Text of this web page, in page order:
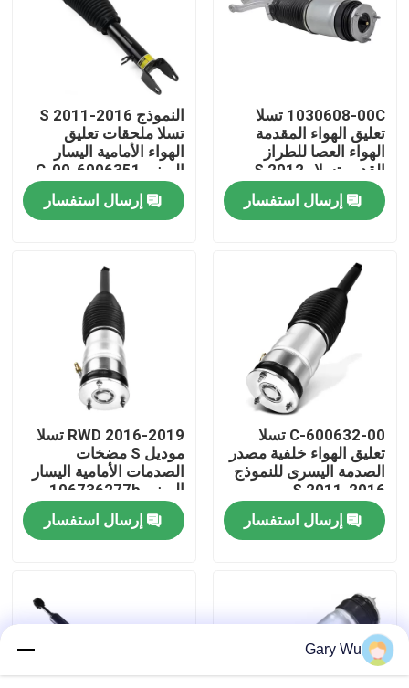
المنزل
المنتجات
فيديوهات
معلومات عنا
جولة في المعمل
رقابة جودة
اتصل بنا
حالات
نظام التعليق الهوائي للسيارة
1030608-00C تسلا
تعليق الهواء المقدمة
الهواء العصا للطراز
القديم تسلا S 2012-
2015
إرسال استفسار
النموذج S 2011-2016
تسلا ملحقات تعليق
الهواء الأمامية اليسار
اليمنى 6006351-00-C
إرسال استفسار
600632-00-C تسلا
تعليق الهواء خلفية مصدر
الصدمة اليسرى للنموذج
S 2011-2016
إرسال استفسار
RWD 2016-2019 تسلا
موديل S مضخات
الصدمات الأمامية اليسار
اليمنى 106736277b
إرسال استفسار
Gary Wu